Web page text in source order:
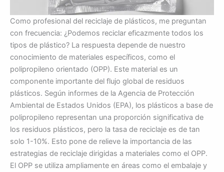
Como profesional del reciclaje de plásticos, me preguntan
con frecuencia: ¿Podemos reciclar eficazmente todos los
tipos de plástico? La respuesta depende de nuestro
conocimiento de materiales específicos, como el
polipropileno orientado (OPP). Este material es un
componente importante del flujo global de residuos
plásticos. Según informes de la Agencia de Protección
Ambiental de Estados Unidos (EPA), los plásticos a base de
polipropileno representan una proporción significativa de
los residuos plásticos, pero la tasa de reciclaje es de tan
solo 1-10%. Esto pone de relieve la importancia de las
estrategias de reciclaje dirigidas a materiales como el OPP.
El OPP se utiliza ampliamente en áreas como el embalaje y